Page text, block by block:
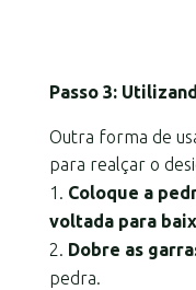
Passo 3:
Outra forma de
para realçar o
Coloque a
voltada para
Dobre as
pedra.